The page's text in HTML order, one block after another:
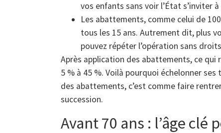
vos enfants sans voir l’État s’inviter
Les abattements, comme celui de
tous les 15 ans. Autrement dit, plus
pouvez répéter l’opération sans
Après application des abattements, ce qui
5 % à 45 %. Voilà pourquoi échelonner
des abattements, c’est comme faire
succession.
Avant 70 ans : l’âge